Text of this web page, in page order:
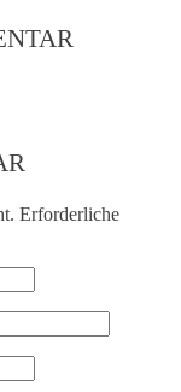
Erforderliche